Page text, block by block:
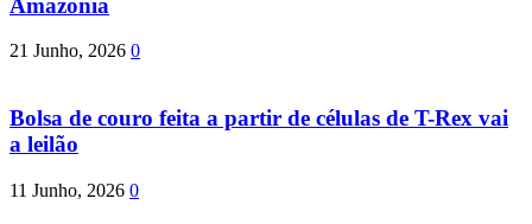
21 Junho, 2026 0
Bolsa de couro feita a partir de células de T-Rex vai
a leilão
11 Junho, 2026 0